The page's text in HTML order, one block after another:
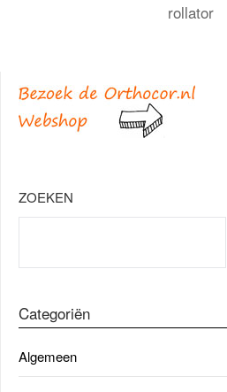
rollator
ZOEKEN
Categoriën
Algemeen